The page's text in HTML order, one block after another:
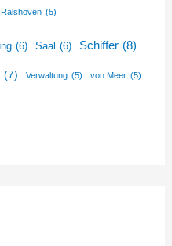
Ralshoven (5)
(6) Saal (6) Schiffer (8)
(7) Verwaltung (5) von Meer (5)